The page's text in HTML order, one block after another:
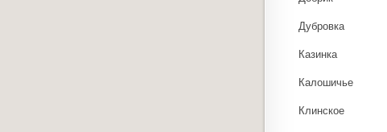
Дубровка
Казинка
Калошичье
Клинское